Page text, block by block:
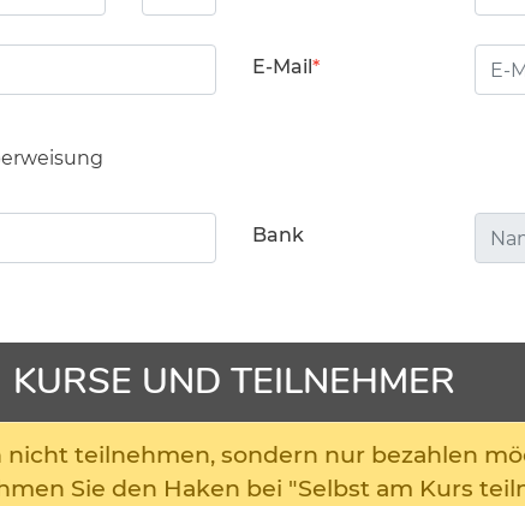
E-Mail
Bank
KURSE UND TEILNEHMER
nicht teilnehmen, sondern nur bezahlen
Sie den Haken bei "Selbst am Kurs